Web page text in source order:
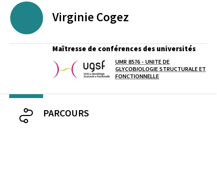
Virginie Cogez
Maîtresse de conférences des universités
Laboratoire / équipe
UMR 8576 - UNITE DE
GLYCOBIOLOGIE STRUCTURALE ET
FONCTIONNELLE
PARCOURS